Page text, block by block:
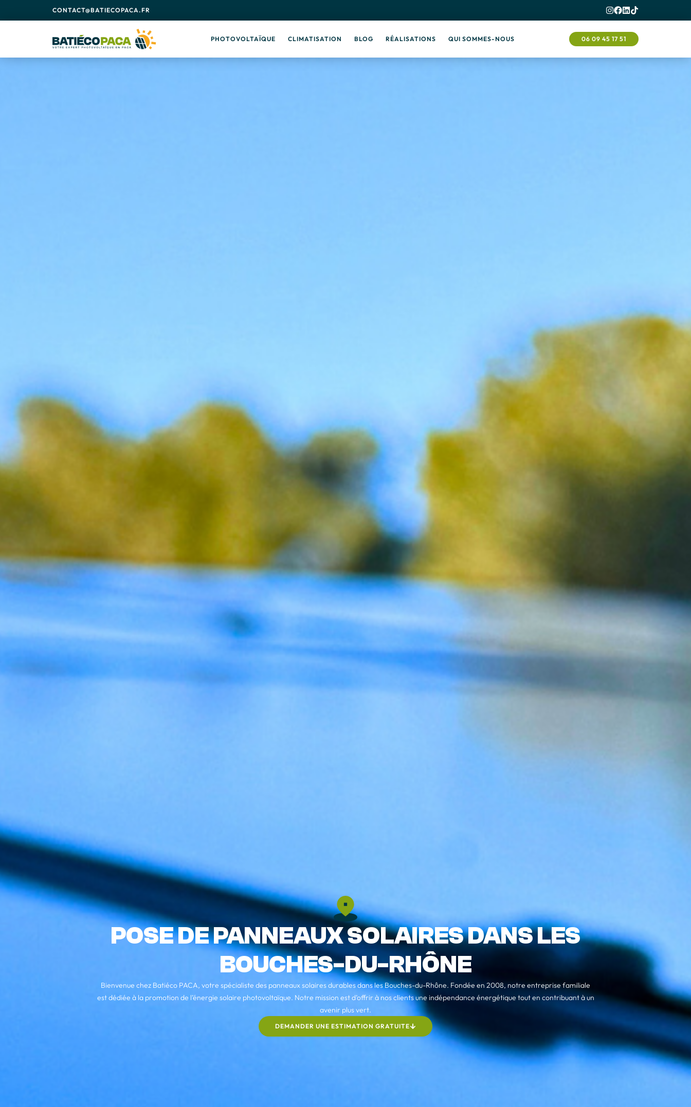
CONTACT@BATIECOPACA.FR
PHOTOVOLTAÏQUE CLIMATISATION BLOG RÉALISATIONS QUI SOMMES-NOUS 06 09 45 17 51
POSE DE PANNEAUX SOLAIRES DANS LES
BOUCHES-DU-RHÔNE
Bienvenue chez Batiéco PACA, votre spécialiste des panneaux solaires durables dans les Bouches-du-Rhône. Fondée en 2008, notre entreprise familiale
est dédiée à la promotion de l’énergie solaire photovoltaïque. Notre mission est d’offrir à nos clients une indépendance énergétique tout en contribuant à un
avenir plus vert.
DEMANDER UNE ESTIMATION GRATUITE